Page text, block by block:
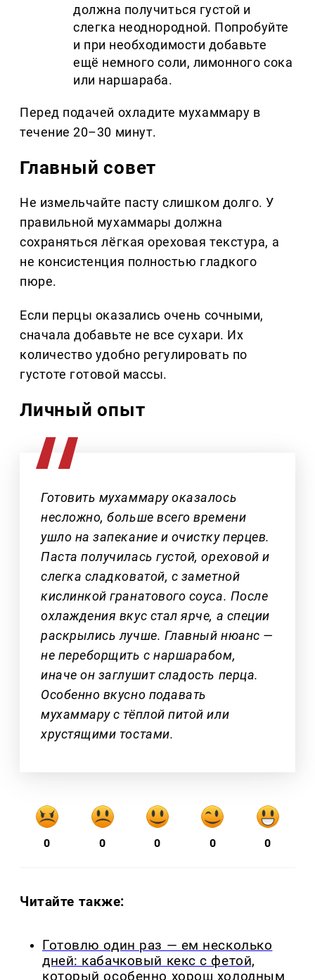
должна получиться густой и
слегка неоднородной. Попробуйте
и при необходимости добавьте
ещё немного соли, лимонного сока
или наршараба.
Перед подачей охладите мухаммару в
течение 20–30 минут.
Главный совет
Не измельчайте пасту слишком долго. У
правильной мухаммары должна
сохраняться лёгкая ореховая текстура, а
не консистенция полностью гладкого
пюре.
Если перцы оказались очень сочными,
сначала добавьте не все сухари. Их
количество удобно регулировать по
густоте готовой массы.
Личный опыт
Готовить мухаммару оказалось
несложно, больше всего времени
ушло на запекание и очистку перцев.
Паста получилась густой, ореховой и
слегка сладковатой, с заметной
кислинкой гранатового соуса. После
охлаждения вкус стал ярче, а специи
раскрылись лучше. Главный нюанс —
не переборщить с наршарабом,
иначе он заглушит сладость перца.
Особенно вкусно подавать
мухаммару с тёплой питой или
хрустящими тостами.
0 0 0 0 0
Читайте также:
Готовлю один раз — ем несколько
дней: кабачковый кекс с фетой,
который особенно хорош холодным